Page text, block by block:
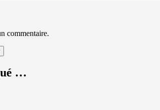
commentaire.
…